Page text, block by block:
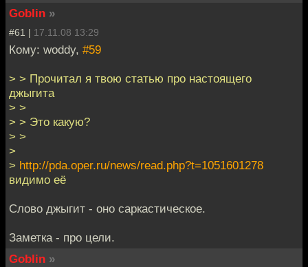
Goblin »
#61 | 17.11.08 13:29
Кому: woddy, #59
> > Прочитал я твою статью про настоящего
джыгита
> >
> > Это какую?
> >
>
> http://pda.oper.ru/news/read.php?t=1051601278
видимо её
Слово джыгит - оно саркастическое.
Заметка - про цели.
Goblin »